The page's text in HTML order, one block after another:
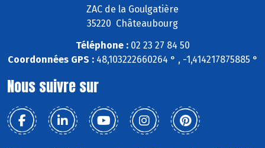
ZAC de la Goulgatière
35220 Châteaubourg
Téléphone :02 23 27 84 50
Coordonnées GPS :48,103222660264 ° , -1,414217875885 °
Nous suivre sur